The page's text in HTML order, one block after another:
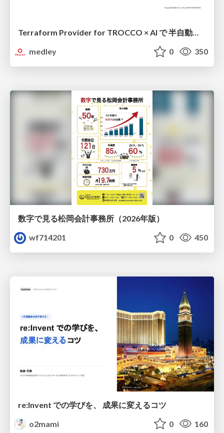
medley
0 350
数字で見る松岡会計事務所（2026年版）
wf714201
0 450
re:Invent での学びを、 成果に変えるコツ
o2mami
0 160